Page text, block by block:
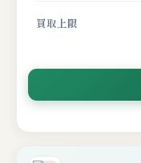
買取上限